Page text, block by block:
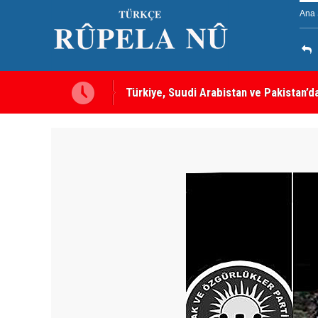
Ana
gebe” -- Ayşe Hür
Türkiye, Suudi Arabistan ve
sayılacak